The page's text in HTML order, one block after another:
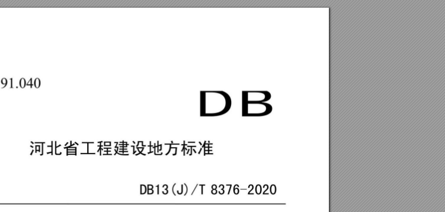
９１．
０４０
Ｏ Ｂ
河北省工程建设地方标准
ＤＢ１３（
Ｊ）／Ｔ８３７６一２０２
０